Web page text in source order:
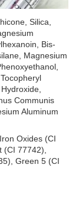
Silica,
Bis-
Magnesium
Communis
Aluminum
Oxides (CI
77742),
Green 5 (CI